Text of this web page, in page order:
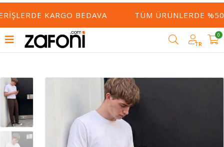
KARGO BEDAVA TÜM ÜRÜNLERDE
TR
0